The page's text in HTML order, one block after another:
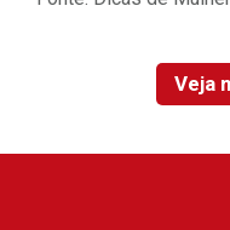
Veja